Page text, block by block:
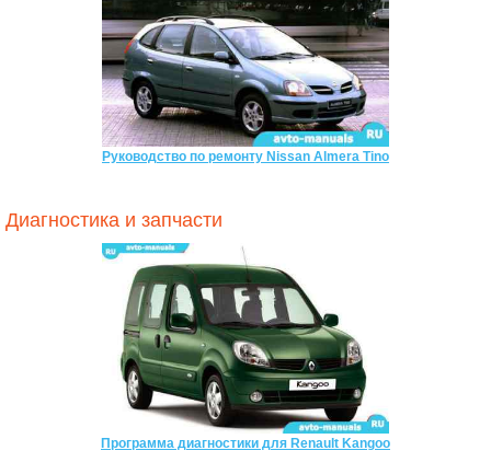
Руководство по ремонту Nissan Almera Tino
Диагностика и запчасти
Программа диагностики для Renault Kangoo